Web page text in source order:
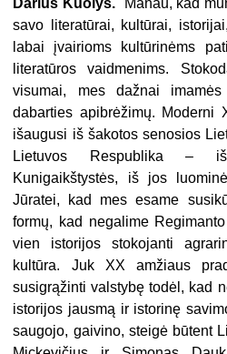
savo literatūrai, kultūrai,
labai įvairioms kultūrinėms
literatūros vaidmenims.
visumai, mes dažnai
dabarties apibrėžimų. Moderni
išaugusi iš šakotos senosios
Lietuvos Respublika –
Kunigaikštystės, iš jos
Jūratei, kad mes esame
formų, kad negalime
vien istorijos stokojanti
kultūra. Juk XX amžiaus
susigrąžinti valstybę todėl, kad
istorijos jausmą ir istorinę
saugojo, gaivino, steigė būtent